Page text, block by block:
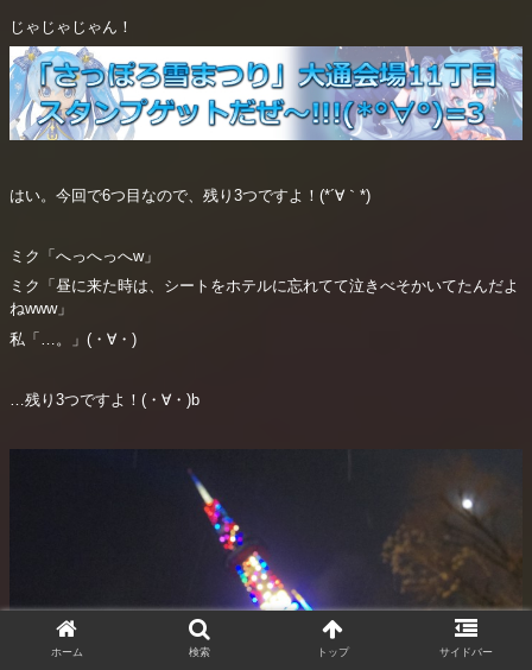
じゃじゃじゃん！
はい。今回で6つ目なので、残り3つですよ！(*´∀｀*)
ミク「へっへっへw」
ミク「昼に来た時は、シートをホテルに忘れてて泣きべそかいてたんだよ
ねwww」
私「…。」(・∀・)
…残り3つですよ！(・∀・)b
ホーム 検索 トップ サイドバー